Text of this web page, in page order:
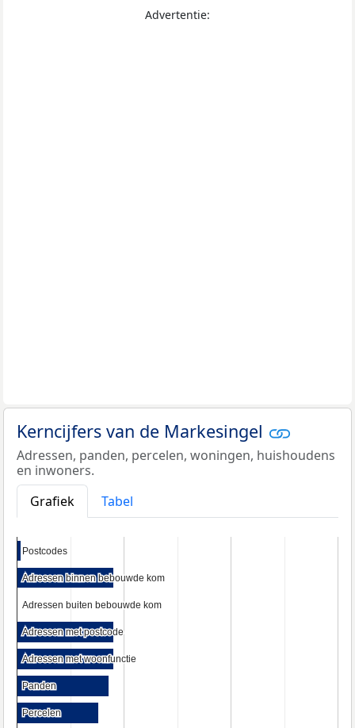
Advertentie:
Kerncijfers van de Markesingel
Adressen, panden, percelen, woningen, huishoudens
en inwoners.
Grafiek
Tabel
Postcodes
Postcodes
Adressen binnen bebouwde kom
Adressen binnen bebouwde kom
Adressen buiten bebouwde kom
Adressen buiten bebouwde kom
Adressen met postcode
Adressen met postcode
Adressen met woonfunctie
Adressen met woonfunctie
Panden
Panden
Percelen
Percelen